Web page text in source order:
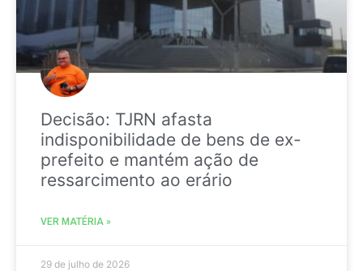
Decisão: TJRN afasta
indisponibilidade de bens de ex-
prefeito e mantém ação de
ressarcimento ao erário
VER MATÉRIA »
29 de julho de 2026